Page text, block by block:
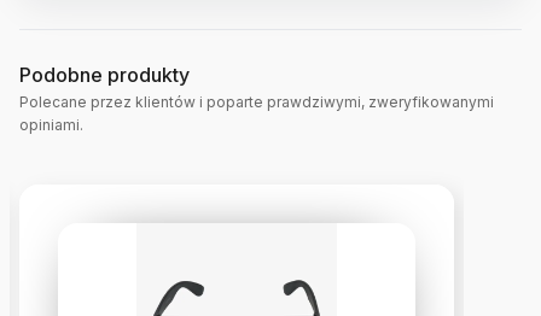
Podobne produkty
Polecane przez klientów i poparte prawdziwymi, zweryfikowanymi
opiniami.